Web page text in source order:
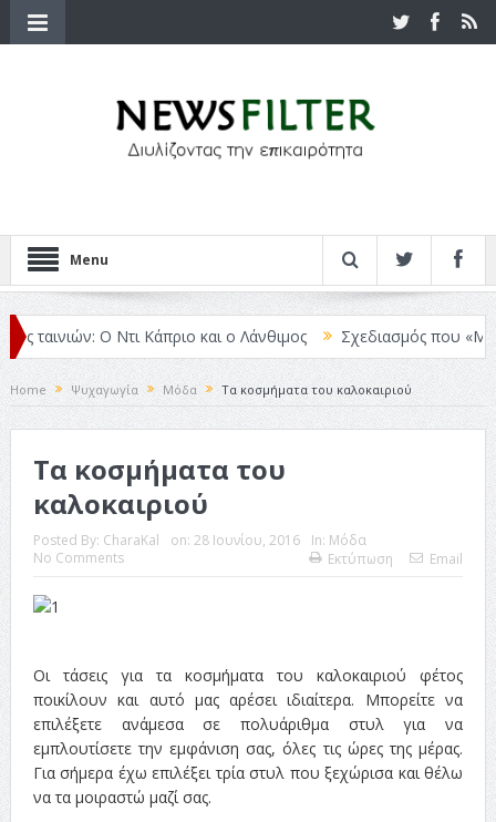
Menu
ταινιών: Ο Ντι Κάπριο και ο Λάνθιμος Σχεδιασμός που «Μιλάει»
Home Ψυχαγωγία Μόδα Τα κοσμήματα του καλοκαιριού
Τα κοσμήματα του
καλοκαιριού
Posted By: CharaKal on: 28 Ιουνίου, 2016 In: Μόδα
No Comments
Εκτύπωση Email
Οι τάσεις για τα κοσμήματα του καλοκαιριού φέτος
ποικίλουν και αυτό μας αρέσει ιδιαίτερα. Μπορείτε να
επιλέξετε ανάμεσα σε πολυάριθμα στυλ για να
εμπλουτίσετε την εμφάνιση σας, όλες τις ώρες της μέρας.
Για σήμερα έχω επιλέξει τρία στυλ που ξεχώρισα και θέλω
να τα μοιραστώ μαζί σας.